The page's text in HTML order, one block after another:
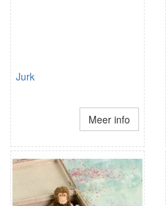
Jurk
Meer info